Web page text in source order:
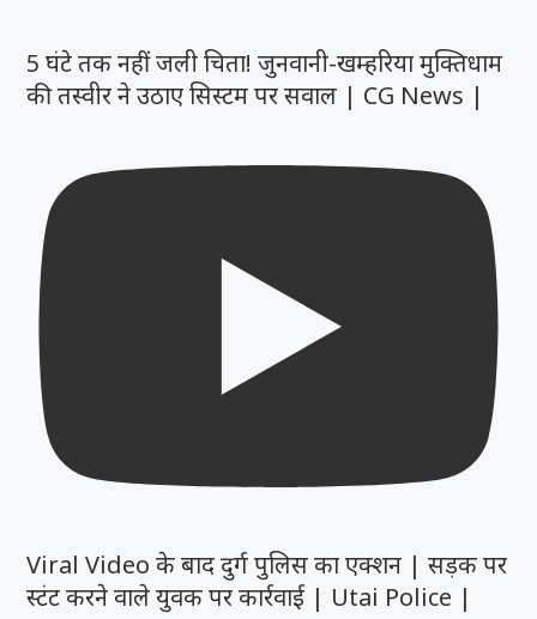
5 घंटे तक नहीं जली चिता! जुनवानी-खम्हरिया मुक्तिधाम
की तस्वीर ने उठाए सिस्टम पर सवाल | CG News |
Viral Video के बाद दुर्ग पुलिस का एक्शन | सड़क पर
स्टंट करने वाले युवक पर कार्रवाई | Utai Police |